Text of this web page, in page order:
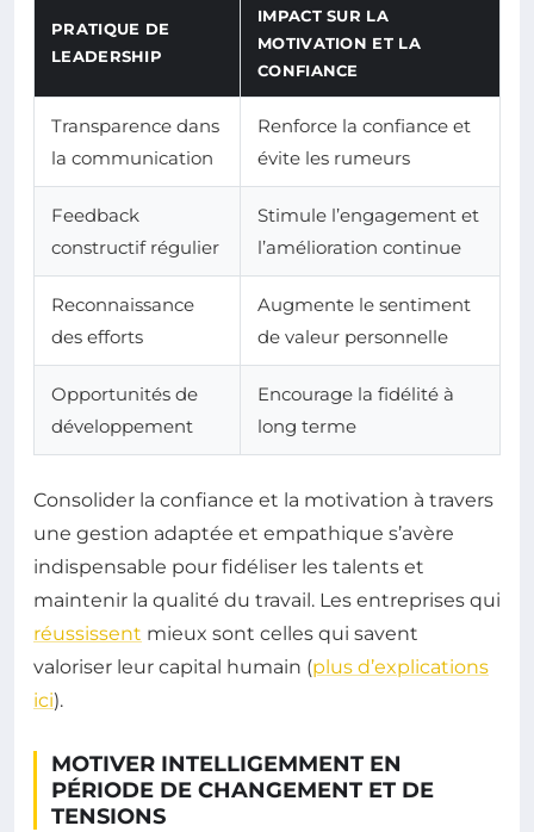
PRATIQUE DE
LEADERSHIP
IMPACT SUR LA
MOTIVATION ET LA
CONFIANCE
Transparence dans
la communication
Renforce la confiance et
évite les rumeurs
Feedback
constructif régulier
Stimule l’engagement et
l’amélioration continue
Reconnaissance
des efforts
Augmente le sentiment
de valeur personnelle
Opportunités de
développement
Encourage la fidélité à
long terme
Consolider la confiance et la motivation à travers
une gestion adaptée et empathique s’avère
indispensable pour fidéliser les talents et
maintenir la qualité du travail. Les entreprises qui
réussissent mieux sont celles qui savent
valoriser leur capital humain (plus d’explications
ici).
MOTIVER INTELLIGEMMENT EN
PÉRIODE DE CHANGEMENT ET DE
TENSIONS